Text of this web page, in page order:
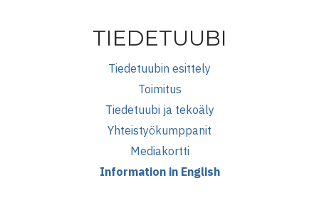
TIEDETUUBI
Tiedetuubin esittely
Toimitus
Tiedetuubi ja tekoäly
Yhteistyökumppanit
Mediakortti
Information in English